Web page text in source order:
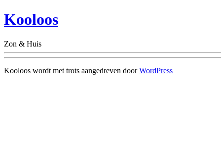
Kooloos
Zon & Huis
Kooloos wordt met trots aangedreven doorWordPress